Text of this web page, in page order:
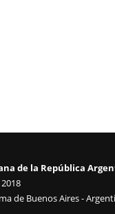
de la República
de Buenos Aires -